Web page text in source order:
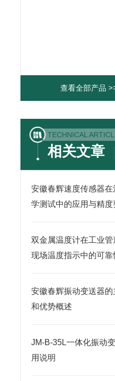
查看全部产品
TECHNICAL
相关文章
安徽春辉速度传感器在
学测试中的应用与精度
双金属温度计在工业管
现场温度指示中的可靠
安徽春辉振动变送器的
和优势概述
JM-B-35L一体化振动
用说明